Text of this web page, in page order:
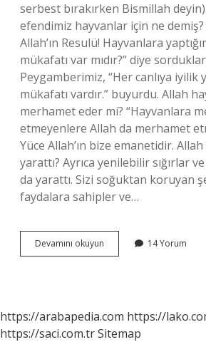
serbest bırakırken Bismillah
efendimiz hayvanlar için ne demiş?
Allah’ın Resulü! Hayvanlara
mükafatı var mıdır?” diye
Peygamberimiz, “Her canlıya iyilik
mükafatı vardır.” buyurdu. Allah
merhamet eder mi? “Hayvanlara
etmeyenlere Allah da merhamet
Yüce Allah’ın bize emanetidir.
yarattı? Ayrıca yenilebilir sığırlar
da yarattı. Sizi soğuktan koruyan
faydalara sahipler ve…
Devamını okuyun
Hayvanlar
14 Yorum
https://arabapedia.com https://
https://saci.com.trSitemap